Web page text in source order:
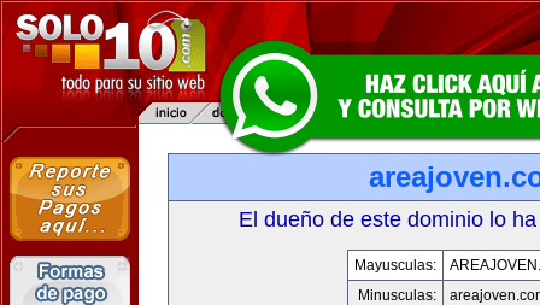
El dueño de este dominio lo
Mayusculas:
Minusculas: